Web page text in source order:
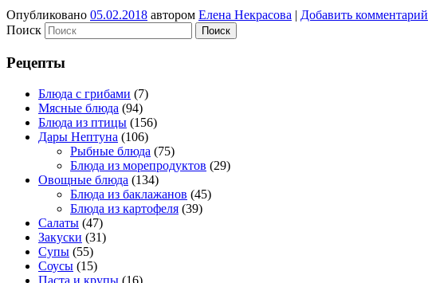
Опубликовано 05.02.2018 автором Елена Некрасова | Добавить комментарий
Поиск
Рецепты
Блюда с грибами (7)
Мясные блюда (94)
Блюда из птицы (156)
Дары Нептуна (106)
Рыбные блюда (75)
Блюда из морепродуктов (29)
Овощные блюда (134)
Блюда из баклажанов (45)
Блюда из картофеля (39)
Салаты (47)
Закуски (31)
Супы (55)
Соусы (15)
Паста и крупы (16)